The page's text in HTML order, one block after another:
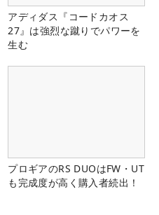
アディダス『コードカオス
27』は強烈な蹴りでパワーを
生む
プロギアのRS DUOはFW・UT
も完成度が高く購入者続出！